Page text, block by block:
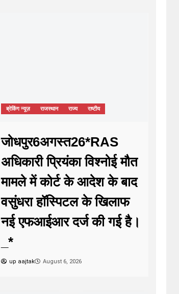
ब्रेकिंग न्यूज़ राजस्थान राज्य राष्टीय
जोधपुर6अगस्त26*RAS
अधिकारी प्रियंका विश्नोई मौत
मामले में कोर्ट के आदेश के बाद
वसुंधरा हॉस्पिटल के खिलाफ
नई एफआईआर दर्ज की गई है।
_*
up aajtak August 6, 2026